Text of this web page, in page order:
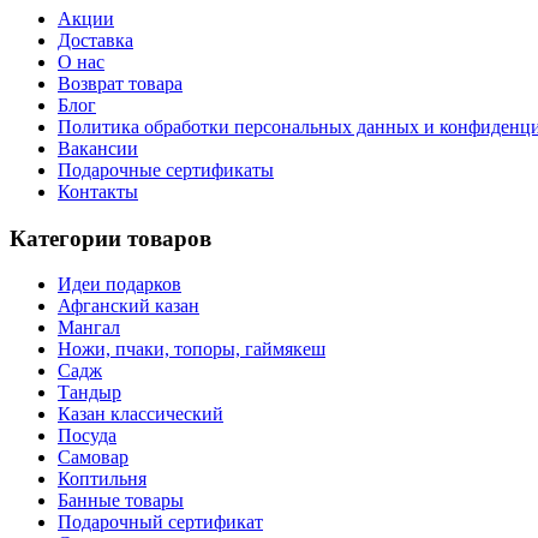
Акции
Доставка
О нас
Возврат товара
Блог
Политика обработки персональных данных и
Вакансии
Подарочные сертификаты
Контакты
Категории товаров
Идеи подарков
Афганский казан
Мангал
Ножи, пчаки, топоры, гаймякеш
Садж
Тандыр
Казан классический
Посуда
Самовар
Коптильня
Банные товары
Подарочный сертификат